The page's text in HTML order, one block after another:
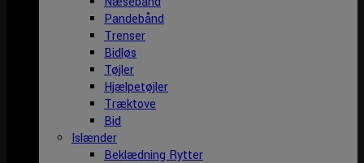
Pandebånd
Trenser
Bidløs
Tøjler
Hjælpetøjler
Træktove
Bid
Islænder
Beklædning Rytter